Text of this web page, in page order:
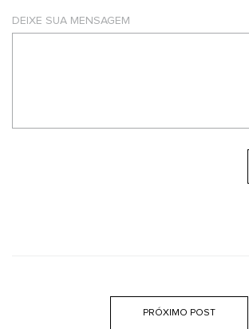
DEIXE SUA MENSAGEM
PRÓXIMO POST